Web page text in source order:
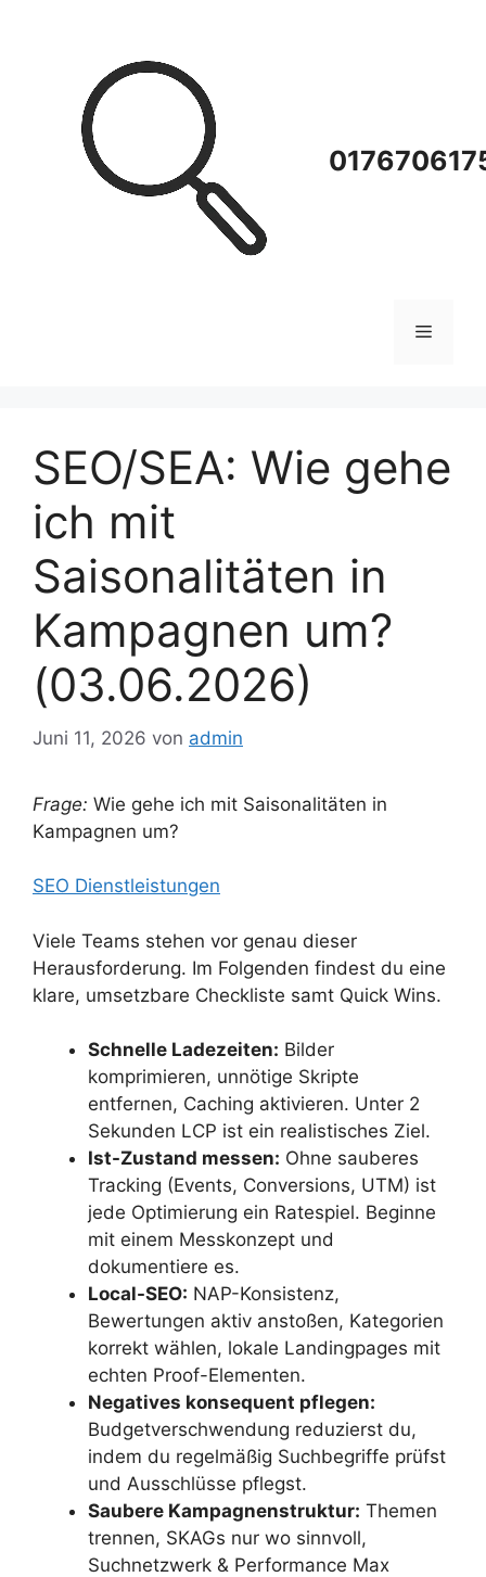
Menü
SEO/SEA: Wie gehe
ich mit
Saisonalitäten in
Kampagnen um?
(03.06.2026)
Juni 11, 2026 von admin
Frage: Wie gehe ich mit Saisonalitäten in
Kampagnen um?
SEO Dienstleistungen
Viele Teams stehen vor genau dieser
Herausforderung. Im Folgenden findest du eine
klare, umsetzbare Checkliste samt Quick Wins.
Schnelle Ladezeiten: Bilder
komprimieren, unnötige Skripte
entfernen, Caching aktivieren. Unter 2
Sekunden LCP ist ein realistisches Ziel.
Ist-Zustand messen: Ohne sauberes
Tracking (Events, Conversions, UTM) ist
jede Optimierung ein Ratespiel. Beginne
mit einem Messkonzept und
dokumentiere es.
Local-SEO: NAP-Konsistenz,
Bewertungen aktiv anstoßen, Kategorien
korrekt wählen, lokale Landingpages mit
echten Proof-Elementen.
Negatives konsequent pflegen:
Budgetverschwendung reduzierst du,
indem du regelmäßig Suchbegriffe prüfst
und Ausschlüsse pflegst.
Saubere Kampagnenstruktur: Themen
trennen, SKAGs nur wo sinnvoll,
Suchnetzwerk & Performance Max